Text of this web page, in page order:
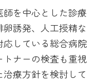
を中心とした診療
誘発、人工授精な
応している総合病院
ナーの検査も重視
療方針を検討して